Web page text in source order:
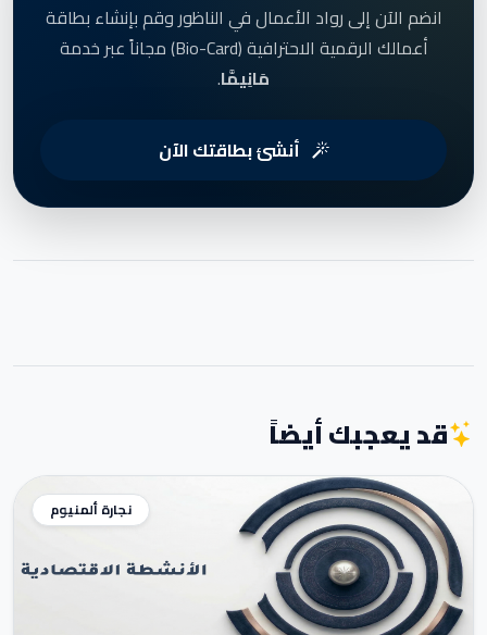
انضم الآن إلى رواد الأعمال في الناظور وقم بإنشاء بطاقة
أعمالك الرقمية الاحترافية (Bio-Card) مجاناً عبر خدمة
مَانِيمَّا.
أنشئ بطاقتك الآن
قد يعجبك أيضاً
نجارة ألمنيوم